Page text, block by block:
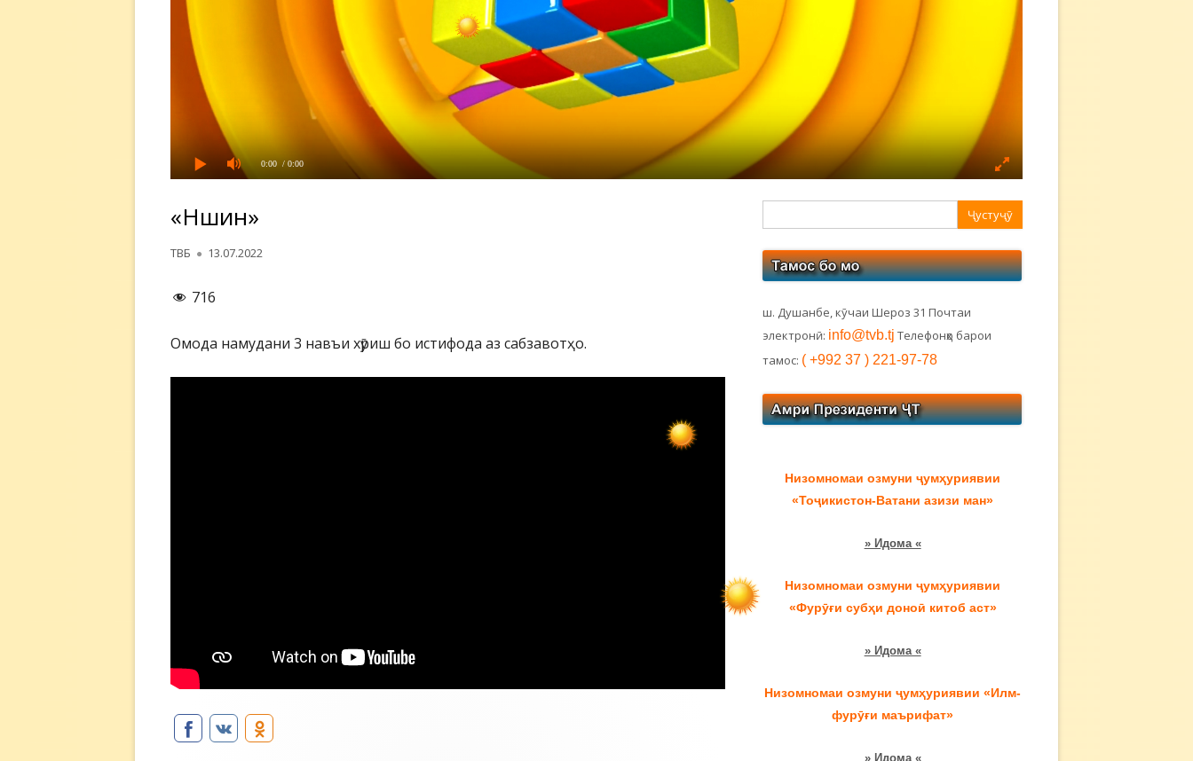
0:00 / 0:00
«Нӯшин»
Автор
ТВБ Опубликовано
13.07.2022
716
Омода намудани 3 навъи хӯриш бо истифода аз сабзавотҳо.
боковая
ш. Душанбе, кӯчаи Шероз 31 Почтаи
электронӣ: info@tvb.tj Телефонҳо барои
тамос: ( +992 37 ) 221-97-78
Низомномаи озмуни ҷумҳуриявии
«Тоҷикистон-Ватани азизи ман»
» Идома «
Низомномаи озмуни ҷумҳуриявии
«Фурӯғи субҳи доноӣ китоб аст»
» Идома «
Низомномаи озмуни ҷумҳуриявии «Илм-
фурӯғи маърифат»
» Идома «